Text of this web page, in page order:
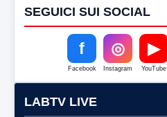
SEGUICI SUI SOCIAL
f
Facebook
◎
Instagram
▶
YouTube
LABTV LIVE